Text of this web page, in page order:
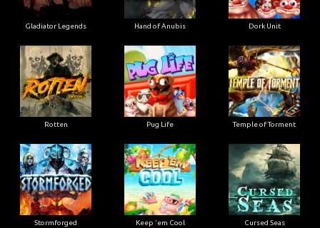
Gladiator Legends Hand of Anubis Dork Unit
Rotten Pug Life Temple of Torment
Stormforged Keep 'em Cool Cursed Seas